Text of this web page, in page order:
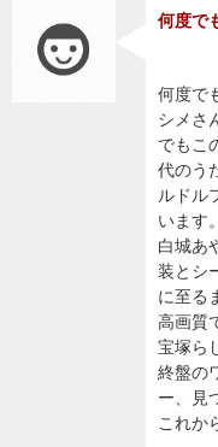
何度で
何度で
シメさ
でもこ
代のう
ルドル
います。
白城あ
装とシ
に至る
高画質
宝塚ら
終盤の
ー、見
これか